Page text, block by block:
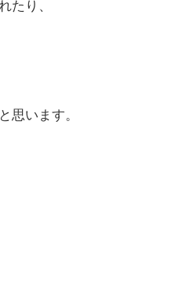
たり、
思います。